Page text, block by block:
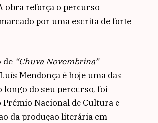
obra reforça o percurso
por uma escrita de forte
de “Chuva Novembrina”—
Mendonça é hoje uma das
longo do seu percurso, foi
Nacional de Cultura e
da produção literária em